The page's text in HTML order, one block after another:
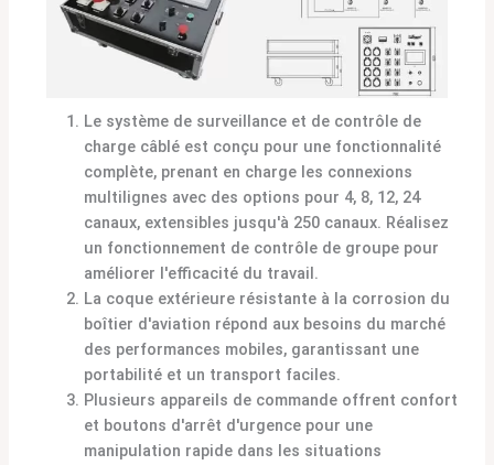
Le système de surveillance et de contrôle de
charge câblé est conçu pour une fonctionnalité
complète, prenant en charge les connexions
multilignes avec des options pour 4, 8, 12, 24
canaux, extensibles jusqu'à 250 canaux. Réalisez
un fonctionnement de contrôle de groupe pour
améliorer l'efficacité du travail.
La coque extérieure résistante à la corrosion du
boîtier d'aviation répond aux besoins du marché
des performances mobiles, garantissant une
portabilité et un transport faciles.
Plusieurs appareils de commande offrent confort
et boutons d'arrêt d'urgence pour une
manipulation rapide dans les situations